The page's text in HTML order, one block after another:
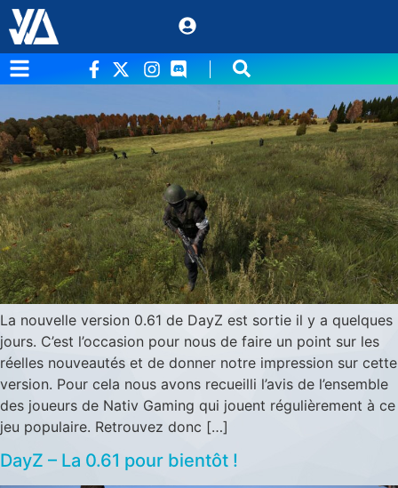
Étiquette :
DayZ – Retour sur la 0.61
La nouvelle version 0.61 de DayZ est sortie il y a quelques
jours. C’est l’occasion pour nous de faire un point sur les
réelles nouveautés et de donner notre impression sur cette
version. Pour cela nous avons recueilli l’avis de l’ensemble
des joueurs de Nativ Gaming qui jouent régulièrement à ce
jeu populaire. Retrouvez donc […]
DayZ – La 0.61 pour bientôt !